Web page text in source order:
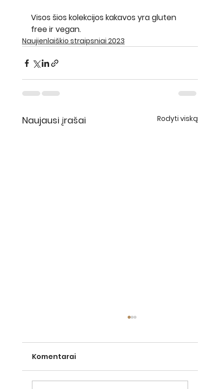
Visos šios kolekcijos kakavos yra gluten
free ir vegan.
Naujienlaiškio straipsniai 2023
Naujausi įrašai Rodyti viską
Komentarai